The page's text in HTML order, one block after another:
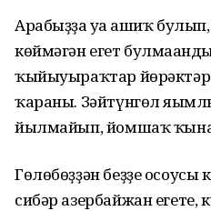
Арабыҙҙа уға ғашиҡ
көймәгән егет
ҡыйыуыраҡтар
ҡараны. Зәйтүнгөл
йылмайып, йомшаҡ ҡына
Гөлөбөҙҙән беҙҙе
сибәр азербайжан егете,